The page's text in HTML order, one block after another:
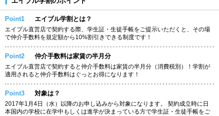
Point1 エイブル学割とは？
エイブル直営店で契約する際、学生証・生徒手帳をご提示いただくと、その場
で仲介手数料を規定額から10%割引きできる制度です！
Point2 仲介手数料は家賃の半月分
エイブル直営店で契約すると仲介手数料は家賃の半月分（消費税別）！学割が
適用されると仲介手数料はぐっとお得になります！
Point3 対象は？
2017年1月4日（水）以降のお申し込みから対象になります。 契約成立時に日
本国内の学校に在学中もしくは進学が決まっている方で学生証・生徒手帳をご